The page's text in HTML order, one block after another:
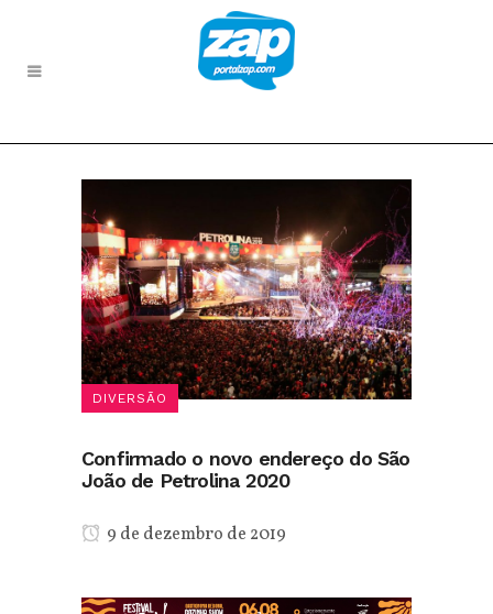
DIVERSÃO
Confirmado o novo endereço do São
João de Petrolina 2020
9 de dezembro de 2019